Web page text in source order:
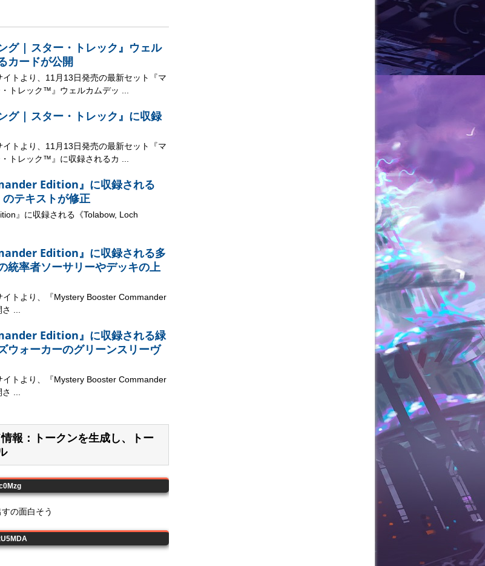
グ | スター・トレック』ウェル
カードが公開
トより、11月13日発売の最新セット『マ
トレック™』ウェルカムデッ ...
グ | スター・トレック』に収録
トより、11月13日発売の最新セット『マ
トレック™』に収録されるカ ...
Edition』に収録される
テキストが修正
』に収録される《Tolabow, Loch
Edition』に収録される多
統率者ソーサリーやデッキの上
トより、『Mystery Booster Commander
...
Edition』に収録される緑
ウォーカーのグリーンスリーヴ
トより、『Mystery Booster Commander
...
報：トークンを生成し、トー
の面白そう